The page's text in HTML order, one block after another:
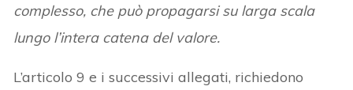
complesso, che può propagarsi su larga scala
lungo l’intera catena del valore.
L’articolo 9 e i successivi allegati, richiedono